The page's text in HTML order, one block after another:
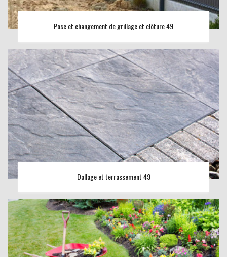
Pose et changement de grillage et clôture 49
Dallage et terrassement 49